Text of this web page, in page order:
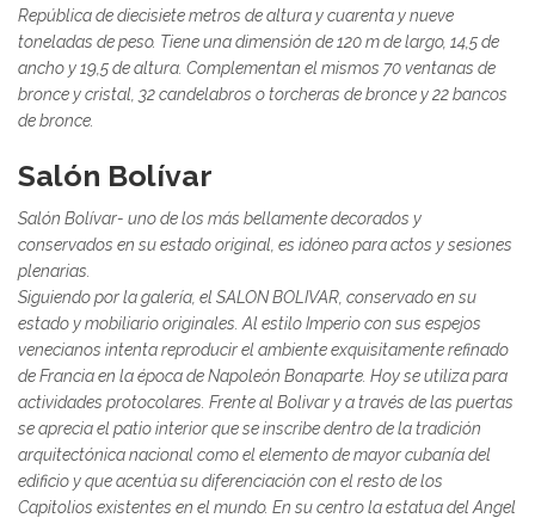
República de diecisiete metros de altura y cuarenta y nueve
toneladas de peso. Tiene una dimensión de 120 m de largo, 14,5 de
ancho y 19,5 de altura. Complementan el mismos 70 ventanas de
bronce y cristal, 32 candelabros o torcheras de bronce y 22 bancos
de bronce.
Salón Bolívar
Salón Bolívar- uno de los más bellamente decorados y
conservados en su estado original, es idóneo para actos y sesiones
plenarias.
Siguiendo por la galería, elSALON BOLIVAR , conservado en su
estado y mobiliario originales. Al estilo Imperio con sus espejos
venecianos intenta reproducir el ambiente exquisitamente refinado
de Francia en la época de Napoleón Bonaparte. Hoy se utiliza para
actividades protocolares. Frente al Bolivar y a través de las puertas
se aprecia el patio interior que se inscribe dentro de la tradición
arquitectónica nacional como el elemento de mayor cubanía del
edificio y que acentúa su diferenciación con el resto de los
Capitolios existentes en el mundo. En su centro la estatua del Angel